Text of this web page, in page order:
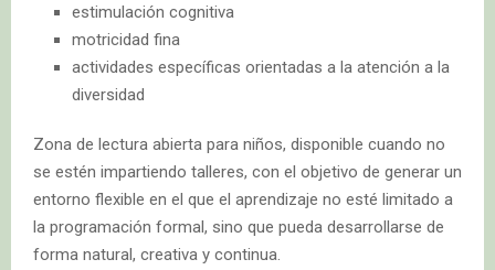
estimulación cognitiva
motricidad fina
actividades específicas orientadas a la atención a la
diversidad
Zona de lectura abierta para niños, disponible cuando no
se estén impartiendo talleres, con el objetivo de generar un
entorno flexible en el que el aprendizaje no esté limitado a
la programación formal, sino que pueda desarrollarse de
forma natural, creativa y continua.